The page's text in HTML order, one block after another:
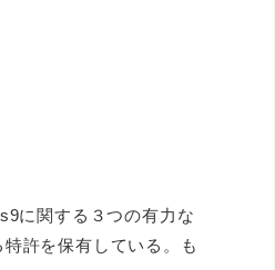
に関する３つの有力な
許を保有している。も